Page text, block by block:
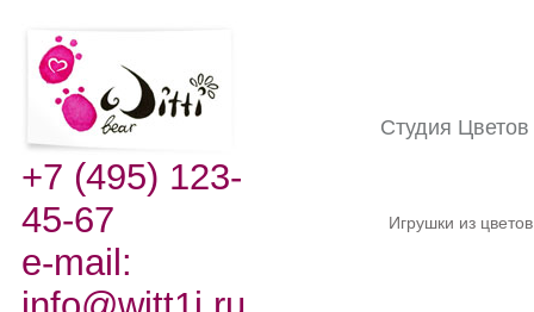
+7 (495) 123-
45-67
e-mail:
Студия Цветов
Игрушки из